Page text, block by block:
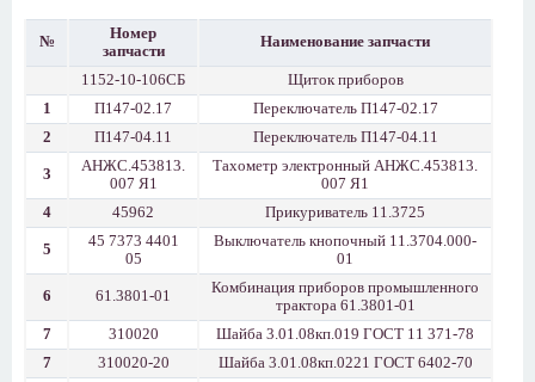
№
Номер
запчасти
Наименование запчасти
1152-10-106СБ
Щиток приборов
1
П147-02.17
Переключатель П147-02.17
2
П147-04.11 Переключатель П147-04.11
3
АНЖС.453813.
007 Я1
Тахометр электронный АНЖС.453813.
007 Я1
4
45962 Прикуриватель 11.3725
5
45 7373 4401
05
Выключатель кнопочный 11.3704.000-
01
6 61.3801-01
Комбинация приборов промышленного
трактора 61.3801-01
7
310020
Шайба 3.01.08кп.019 ГОСТ 11 371-78
7
310020-20
Шайба 3.01.08кп.0221 ГОСТ 6402-70